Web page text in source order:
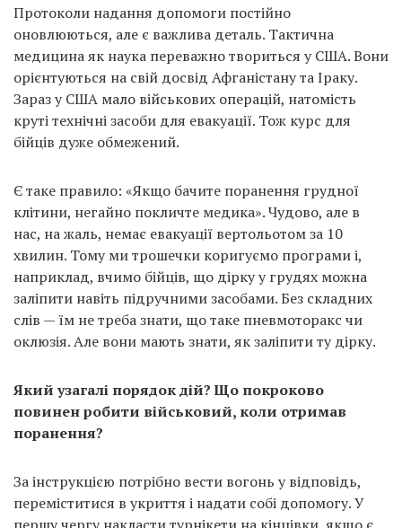
Протоколи надання допомоги постійно
оновлюються, але є важлива деталь. Тактична
медицина як наука переважно твориться у США. Вони
орієнтуються на свій досвід Афганістану та Іраку.
Зараз у США мало військових операцій, натомість
круті технічні засоби для евакуації. Тож курс для
бійців дуже обмежений.
Є таке правило: «Якщо бачите поранення грудної
клітини, негайно покличте медика». Чудово, але в
нас, на жаль, немає евакуації вертольотом за 10
хвилин. Тому ми трошечки коригуємо програми і,
наприклад, вчимо бійців, що дірку у грудях можна
заліпити навіть підручними засобами. Без складних
слів — їм не треба знати, що таке пневмоторакс чи
оклюзія. Але вони мають знати, як заліпити ту дірку.
Який узагалі порядок дій? Що покроково
повинен робити військовий, коли отримав
поранення?
За інструкцією потрібно вести вогонь у відповідь,
переміститися в укриття і надати собі допомогу. У